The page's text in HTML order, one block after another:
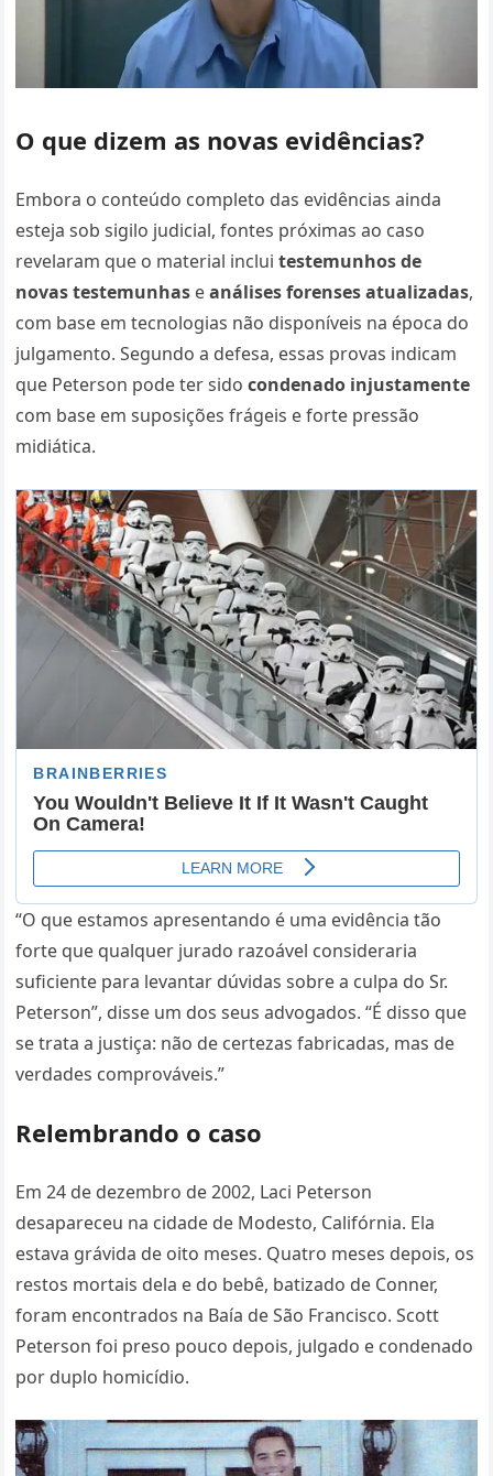
O que dizem as novas evidências?
Embora o conteúdo completo das evidências ainda
esteja sob sigilo judicial, fontes próximas ao caso
revelaram que o material incluitestemunhos de
novas testemunhas eanálises forenses atualizadas,
com base em tecnologias não disponíveis na época do
julgamento. Segundo a defesa, essas provas indicam
que Peterson pode ter sidocondenado injustamente
com base em suposições frágeis e forte pressão
midiática.
“O que estamos apresentando é uma evidência tão
forte que qualquer jurado razoável consideraria
suficiente para levantar dúvidas sobre a culpa do Sr.
Peterson”, disse um dos seus advogados. “É disso que
se trata a justiça: não de certezas fabricadas, mas de
verdades comprováveis.”
Relembrando o caso
Em 24 de dezembro de 2002, Laci Peterson
desapareceu na cidade de Modesto, Califórnia. Ela
estava grávida de oito meses. Quatro meses depois, os
restos mortais dela e do bebê, batizado de Conner,
foram encontrados na Baía de São Francisco. Scott
Peterson foi preso pouco depois, julgado e condenado
por duplo homicídio.